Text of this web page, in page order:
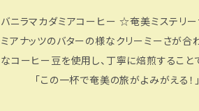
バニラマカダミアコーヒー ☆奄美ミステリーサークルコーヒーは、酸味を抑えバニラの香ばしさマカダ
ミアナッツのバターの様なクリーミーさが
なコーヒー豆を使用し、丁寧に焙煎すること
「この一杯で奄美の旅がよみがえる！」